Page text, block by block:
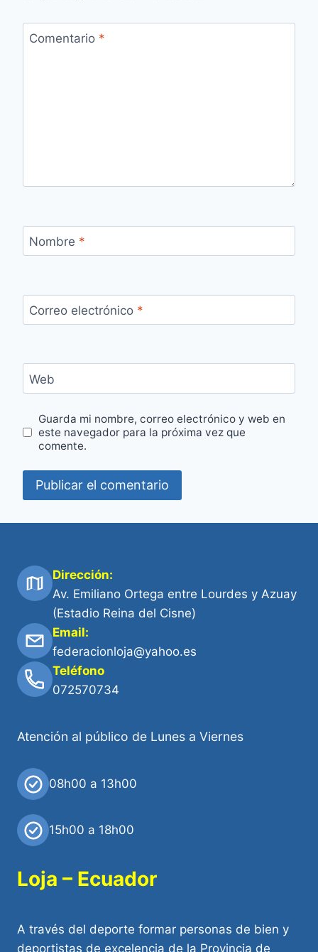
Comentario *
Nombre *
Correo electrónico *
Web
Guarda mi nombre, correo electrónico y web en
este navegador para la próxima vez que
comente.
Dirección:
Av. Emiliano Ortega entre Lourdes y Azuay
(Estadio Reina del Cisne)
Email:
federacionloja@yahoo.es
Teléfono
072570734
Atención al público de Lunes a Viernes
08h00 a 13h00
15h00 a 18h00
Loja – Ecuador
A través del deporte formar personas de bien y
deportistas de excelencia de la Provincia de